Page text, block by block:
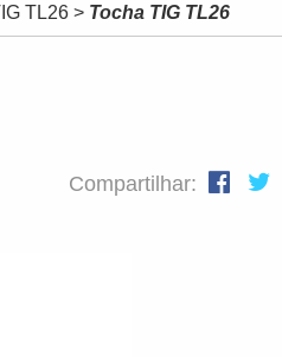
TL26> Tocha TIG TL26
Compartilhar: